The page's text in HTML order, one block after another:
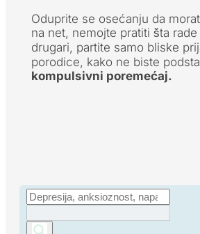
Oduprite se osećanju da
na net, nemojte pratiti šta
drugari, partite samo bliske
porodice, kako ne biste
kompulsivni poremećaj.